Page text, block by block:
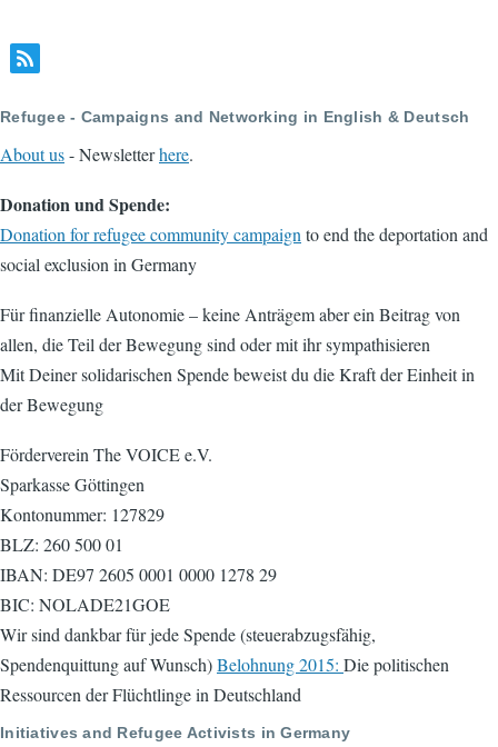
Refugee - Campaigns and Networking in English & Deutsch
About us- Newsletterhere.
Donation und Spende:
Donation for refugee community campaignto end the deportation and
social exclusion in Germany
Für finanzielle Autonomie – keine Anträgem aber ein Beitrag von
allen, die Teil der Bewegung sind oder mit ihr sympathisieren
Mit Deiner solidarischen Spende beweist du die Kraft der Einheit in
der Bewegung
Förderverein The VOICE e.V.
Sparkasse Göttingen
Kontonummer: 127829
BLZ: 260 500 01
IBAN: DE97 2605 0001 0000 1278 29
BIC: NOLADE21GOE
Wir sind dankbar für jede Spende (steuerabzugsfähig,
Spendenquittung auf Wunsch)Belohnung 2015: Die politischen
Ressourcen der Flüchtlinge in Deutschland
Initiatives and Refugee Activists in Germany